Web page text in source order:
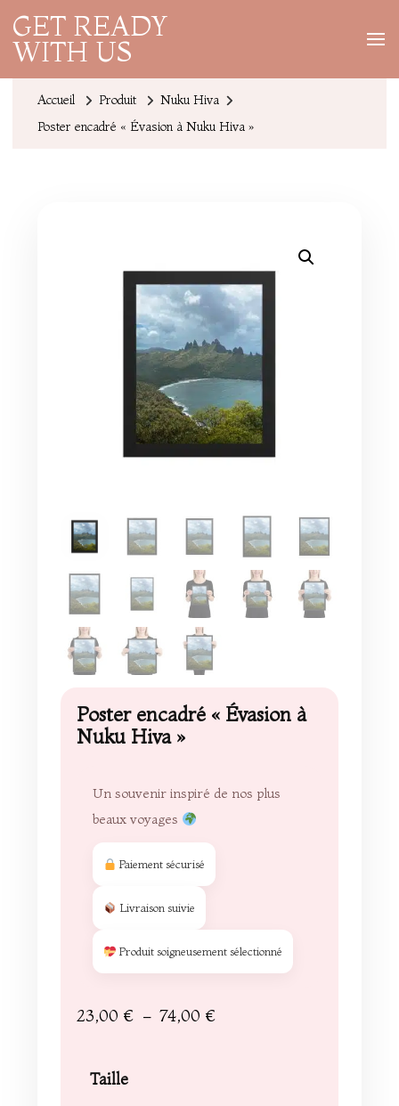
GET READY
WITH US
Accueil Produit
Nuku Hiva
Poster encadré « Évasion à Nuku Hiva »
Poster encadré « Évasion à
Nuku Hiva »
Un souvenir inspiré de nos plus
beaux voyages
Paiement sécurisé
Livraison suivie
Produit soigneusement sélectionné
23,00 € – 74,00 €
Taille